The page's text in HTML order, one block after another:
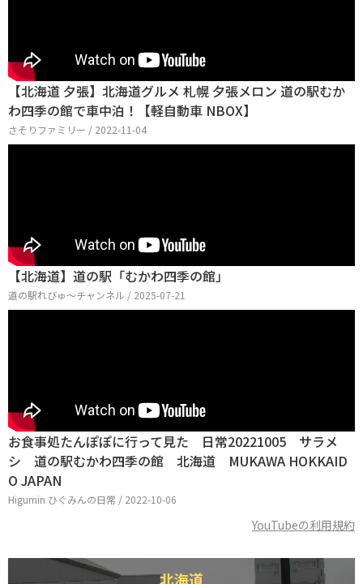
【北海道 夕張】北海道グルメ 札幌 夕張メロン 道の駅むか
わ四季の館で車中泊！【軽自動車 NBOX】
さそりファミリー / 2022-11-04
【北海道】道の駅「むかわ四季の館」
道の駅れびゅ〜チャンネル / 2025-07-21
お食事処たんぽぽに行って見た 日常20221005 サラメ
シ 道の駅むかわ四季の館 北海道 MUKAWA HOKKAID
O JAPAN
Higumin ひぐみんの日常 / 2022-10-06
YouTubeの利用規約
北海道